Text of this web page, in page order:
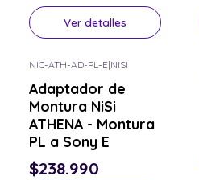
Ver detalles
NIC-ATH-AD-PL-E|NISI
Adaptador de
Montura NiSi
ATHENA - Montura
PL a Sony E
$238.990